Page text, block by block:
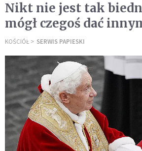
Nikt nie jest tak
mógł czegoś dać
KOŚCIÓŁ SERWIS PAPIESKI